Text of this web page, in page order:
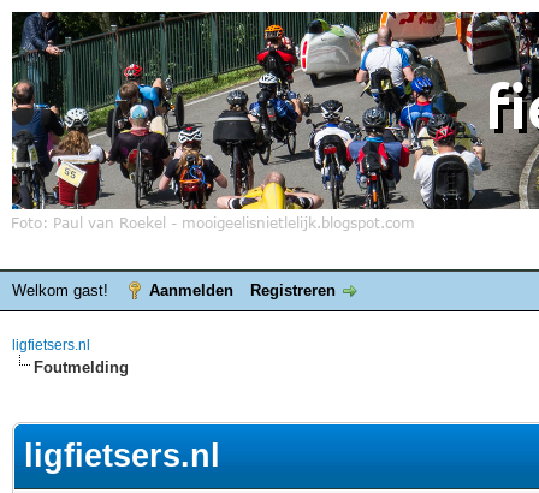
Welkom gast! Aanmelden Registreren
ligfietsers.nl
Foutmelding
ligfietsers.nl